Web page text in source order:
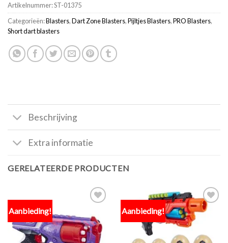
Artikelnummer:ST-01375
Categorieën:Blasters,Dart Zone Blasters,Pijltjes Blasters,PRO Blasters,
Short dart blasters
Beschrijving
Extra informatie
GERELATEERDE PRODUCTEN
Aanbieding!
aan
verlanglijst
Aanbieding!
Toevoegen
verlanglijst